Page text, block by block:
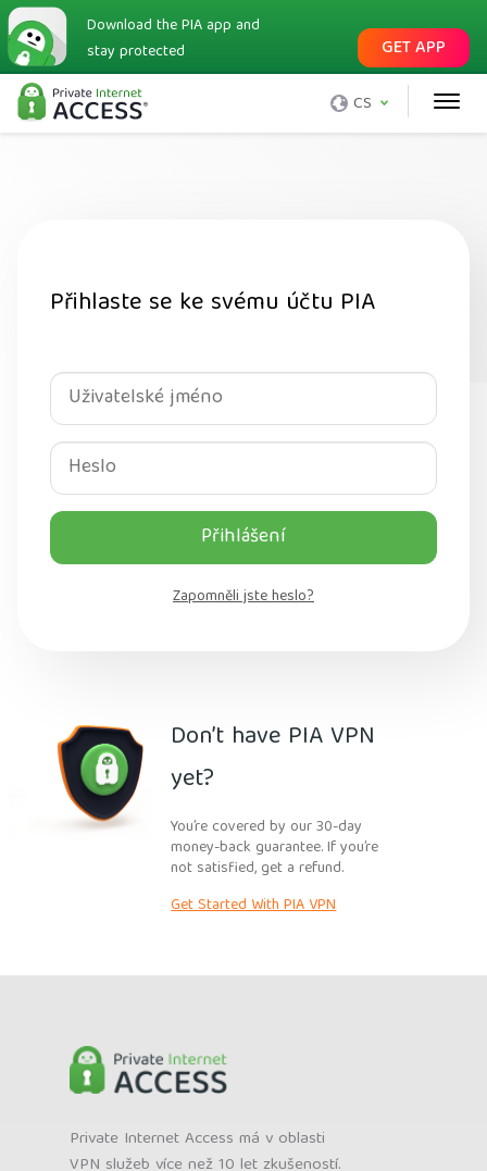
Download the PIA app and
stay protected
GET APP
CS
Přihlaste se ke svému účtu PIA
Přihlášení
Zapomněli jste heslo?
Don’t have PIA VPN
yet?
You’re covered by our 30-day
money-back guarantee. If you’re
not satisfied, get a refund.
Get Started With PIA VPN
Private Internet Access má v oblasti
VPN služeb více než 10 let zkušeností.